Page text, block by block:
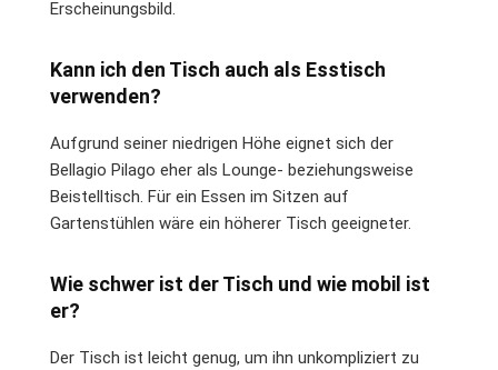
Erscheinungsbild.
Kann ich den Tisch auch als Esstisch
verwenden?
Aufgrund seiner niedrigen Höhe eignet sich der
Bellagio Pilago eher als Lounge- beziehungsweise
Beistelltisch. Für ein Essen im Sitzen auf
Gartenstühlen wäre ein höherer Tisch geeigneter.
Wie schwer ist der Tisch und wie mobil ist
er?
Der Tisch ist leicht genug, um ihn unkompliziert zu